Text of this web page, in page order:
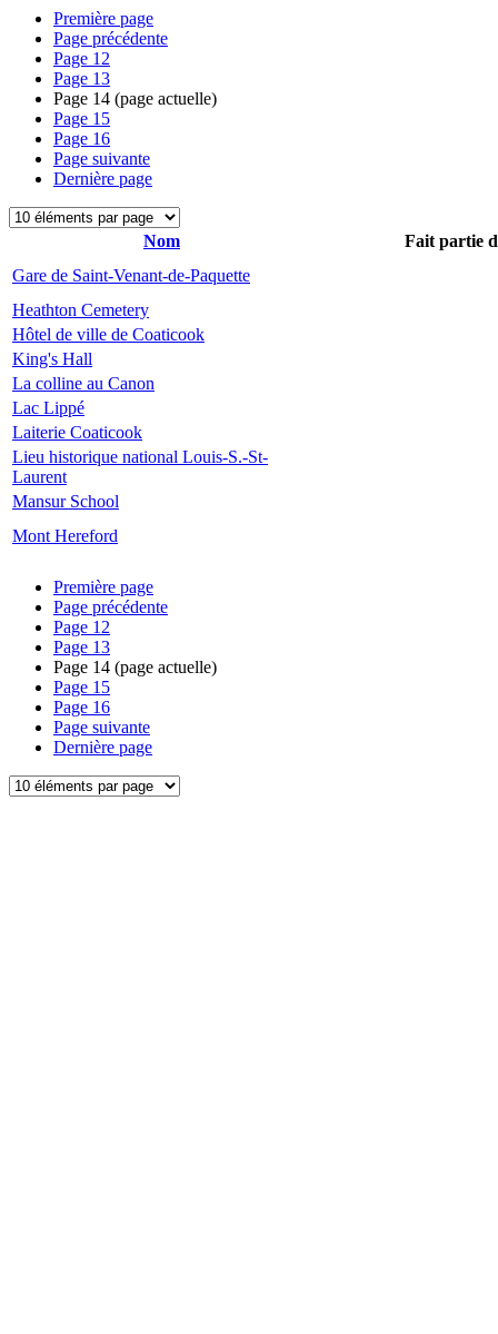
Première page
Page précédente
Page 12
Page 13
Page 14 (page actuelle)
Page 15
Page 16
Page suivante
Dernière page
Nom
Fait partie
Gare de Saint-Venant-de-Paquette
Heathton Cemetery
Hôtel de ville de Coaticook
King's Hall
La colline au Canon
Lac Lippé
Laiterie Coaticook
Lieu historique national Louis-S.-St-
Laurent
Mansur School
Mont Hereford
Première page
Page précédente
Page 12
Page 13
Page 14 (page actuelle)
Page 15
Page 16
Page suivante
Dernière page